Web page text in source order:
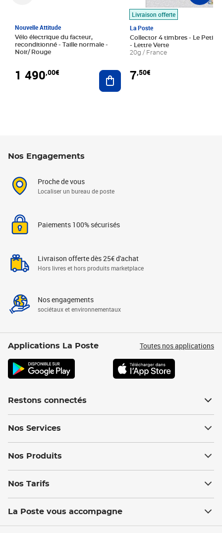
Nouvelle Attitude
Vélo électrique du facteur,
reconditionné - Taille normale -
Noir/ Rouge
1 490,00€ Ajouter au panier
Livraison offerte
La Poste
Collector 4 timbres - Le Petit
- Lettre Verte
20g / France
7,50€
Nos Engagements
Proche de vous
Localiser un bureau de poste
Paiements 100% sécurisés
Livraison offerte dès 25€ d'achat
Hors livres et hors produits marketplace
Nos engagements
sociétaux et environnementaux
Applications La Poste Toutes nos applications
Restons connectés
Nos Services
Nos Produits
Nos Tarifs
La Poste vous accompagne